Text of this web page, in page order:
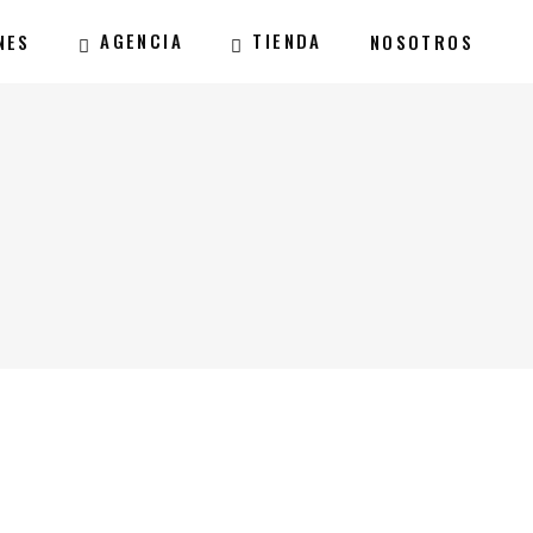
AGENCIA TIENDA NOSOTROS